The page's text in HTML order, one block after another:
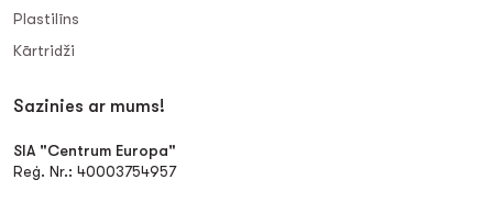
Plastilīns
Kārtridži
Sazinies ar mums!
SIA "Centrum Europa"
Reģ. Nr.: 40003754957